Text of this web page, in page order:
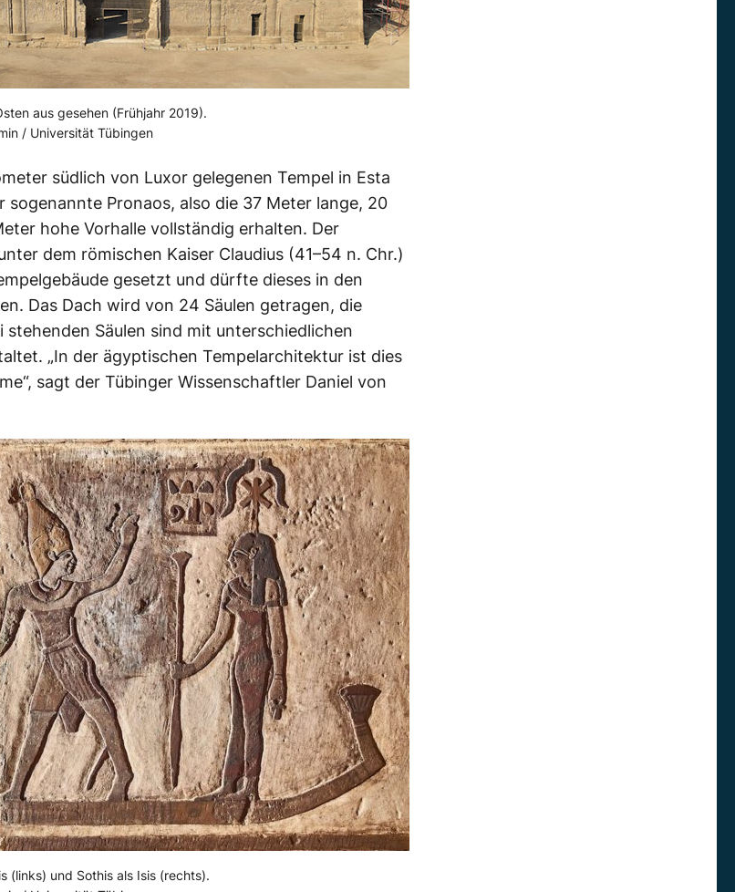
aus gesehen (Frühjahr 2019).
/ Universität Tübingen
südlich von Luxor gelegenen Tempel in Esta
sogenannte Pronaos, also die 37 Meter lange, 20
hohe Vorhalle vollständig erhalten. Der
dem römischen Kaiser Claudius (41–54 n. Chr.)
gesetzt und dürfte dieses in den
Das Dach wird von 24 Säulen getragen, die
stehenden Säulen sind mit unterschiedlichen
„In der ägyptischen Tempelarchitektur ist dies
sagt der Tübinger Wissenschaftler Daniel von
(links) und Sothis als Isis (rechts).